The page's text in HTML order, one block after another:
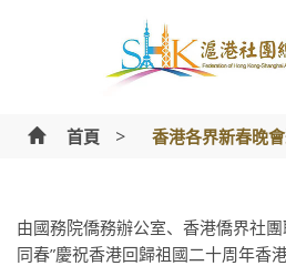
首頁 > 香港各界新春晚
由國務院僑務辦公室、香港僑界社
同春”慶祝香港回歸祖國二十周年香